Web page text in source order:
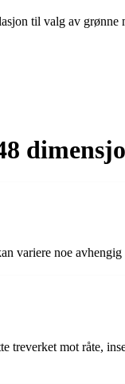
til valg av
variere noe
treverket mot råte,